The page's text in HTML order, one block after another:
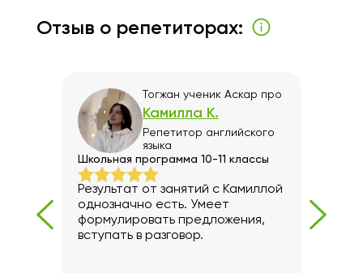
Отзыв о репетиторах:
Тогжан ученик Аскар про
Камилла К.
Репетитор английского
языка
Школьная программа 10-11 классы
Результат от занятий с Камиллой
однозначно есть. Умеет
формулировать предложения,
вступать в разговор.